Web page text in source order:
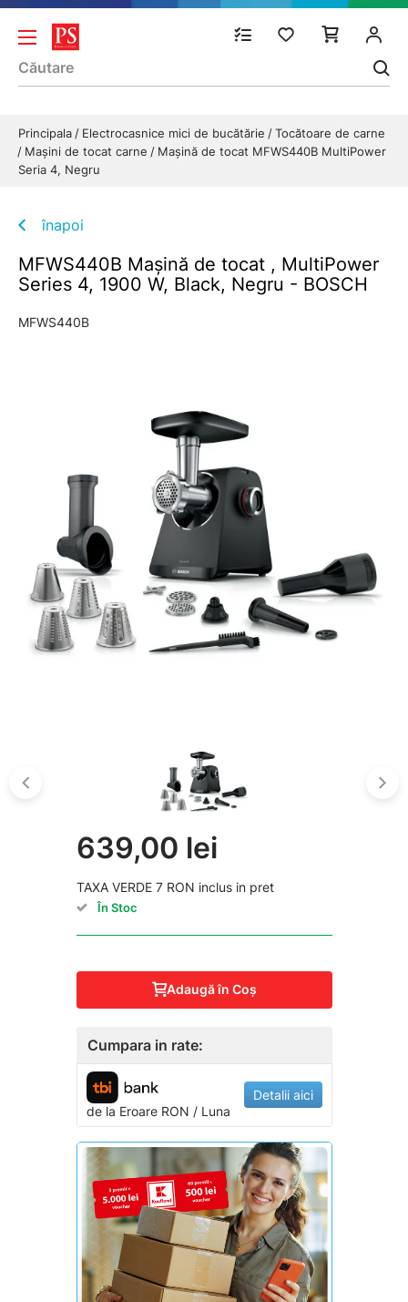
Principala Electrocasnice mici de bucătărie
Tocătoare de carne
Maşini de tocat carne
Mașină de tocat MFWS440B MultiPower
Seria 4, Negru
înapoi
MFWS440B Mașină de tocat , MultiPower
Series 4, 1900 W, Black, Negru - BOSCH
MFWS440B
639,00 lei
TAXA VERDE 7 RON inclus in pret
În Stoc
Adaugă în Coş
Cumpara in rate:
de la EroareRON / Luna
Detalii aici